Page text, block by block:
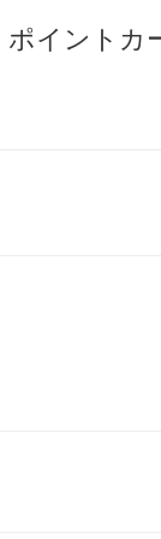
ポイントカ